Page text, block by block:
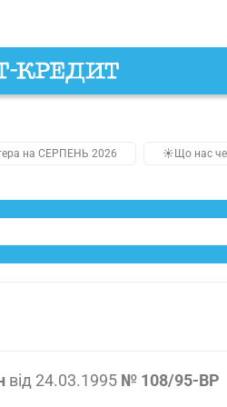
на СЕРПЕНЬ 2026 ☀️Що нас
від 24.03.1995 № 108/95-ВР